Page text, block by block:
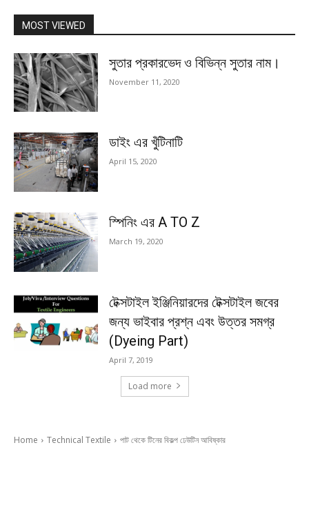
MOST VIEWED
সুতার প্রকারভেদ ও বিভিন্ন সুতার নাম।
November 11, 2020
ডাইং এর খুঁটিনাটি
April 15, 2020
স্পিনিং এর A TO Z
March 19, 2020
টেক্সটাইল ইঞ্জিনিয়ারদের টেক্সটাইল জবের
জন্য ভাইবার প্রশ্ন এবং উত্তর সমগ্র
(Dyeing Part)
April 7, 2019
Load more